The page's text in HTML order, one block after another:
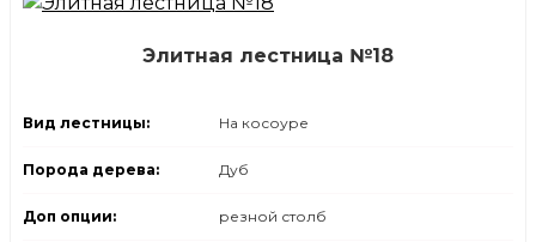
Элитная лестница №18
Вид лестницы: На косоуре
Порода дерева: Дуб
Доп опции: резной столб